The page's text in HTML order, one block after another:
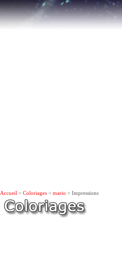
Accueil > Coloriages > mario > Impressions